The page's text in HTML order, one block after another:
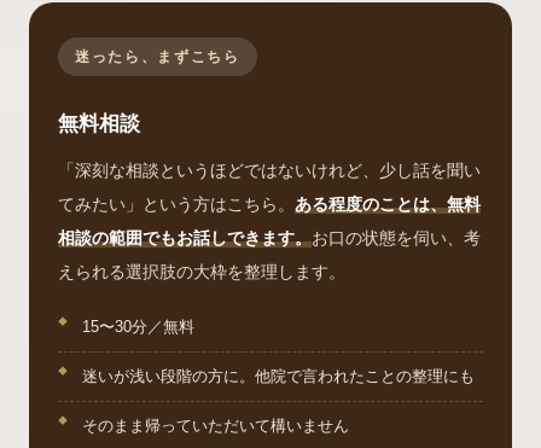
迷ったら、まずこちら
無料相談
「深刻な相談というほどではないけれど、少し話を聞い
てみたい」という方はこちら。 ある程度のことは、無料
相談の範囲でもお話しできます。お口の状態を伺い、考
えられる選択肢の大枠を整理します。
15〜30分／無料
迷いが浅い段階の方に。他院で言われたことの整理にも
そのまま帰っていただいて構いません